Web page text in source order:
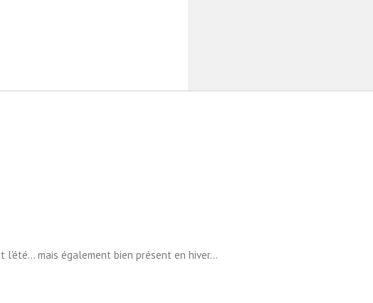
mais également bien présent en hiver...